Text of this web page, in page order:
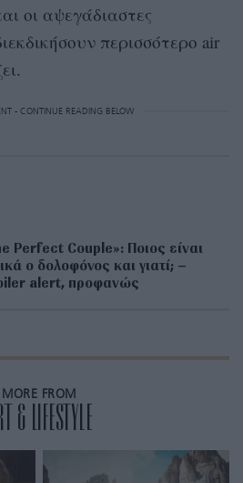
οι αψεγάδιαστες
περισσότερο air
- CONTINUE READING BELOW
Perfect Couple»: Ποιος είναι
ο δολοφόνος και γιατί; –
alert, προφανώς
MORE FROM
& LIFESTYLE